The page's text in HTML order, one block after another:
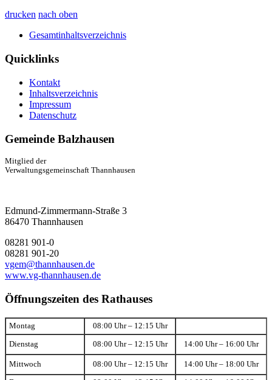
drucken nach oben
Gesamtinhaltsverzeichnis
Quicklinks
Kontakt
Inhaltsverzeichnis
Impressum
Datenschutz
Gemeinde Balzhausen
Mitglied der
Verwaltungsgemeinschaft Thannhausen
Edmund-Zimmermann-Straße 3
86470 Thannhausen
08281 901-0
08281 901-20
vgem@thannhausen.de
www.vg-thannhausen.de
Öffnungszeiten des Rathauses
Montag 08:00 Uhr – 12:15 Uhr
Dienstag 08:00 Uhr – 12:15 Uhr 14:00 Uhr – 16:00 Uhr
Mittwoch 08:00 Uhr – 12:15 Uhr 14:00 Uhr – 18:00 Uhr